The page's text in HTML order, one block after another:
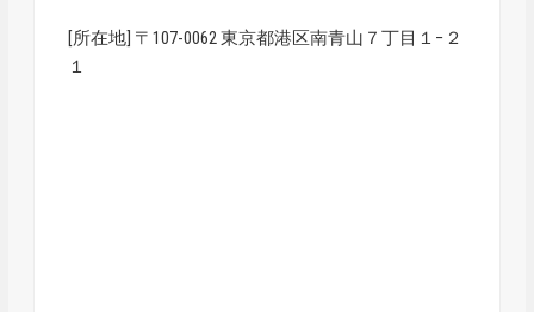
[所在地] 〒107-0062 東京都港区南青山７丁目１−２
１